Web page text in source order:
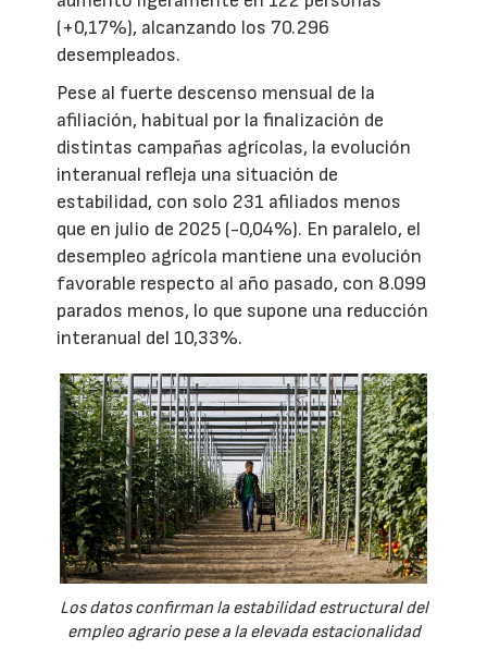
(+0,17%), alcanzando los 70.296
desempleados.
Pese al fuerte descenso mensual de la
afiliación, habitual por la finalización de
distintas campañas agrícolas, la evolución
interanual refleja una situación de
estabilidad, con solo 231 afiliados menos
que en julio de 2025 (-0,04%). En paralelo, el
desempleo agrícola mantiene una evolución
favorable respecto al año pasado, con 8.099
parados menos, lo que supone una reducción
interanual del 10,33%.
Los datos confirman la estabilidad estructural del
empleo agrario pese a la elevada estacionalidad